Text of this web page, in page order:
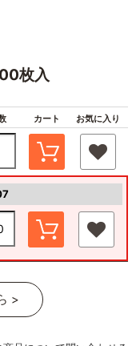
枚入
カート お気に入り
>